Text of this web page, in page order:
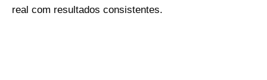
real com resultados consistentes.